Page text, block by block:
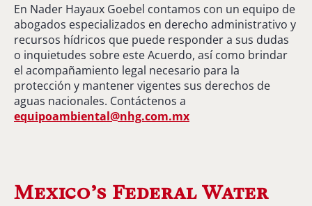
En Nader Hayaux Goebel contamos con un equipo de
abogados especializados en derecho administrativo y
recursos hídricos que puede responder a sus dudas
o inquietudes sobre este Acuerdo, así como brindar
el acompañamiento legal necesario para la
protección y mantener vigentes sus derechos de
aguas nacionales. Contáctenos a
equipoambiental@nhg.com.mx
Mexico’s Federal Water